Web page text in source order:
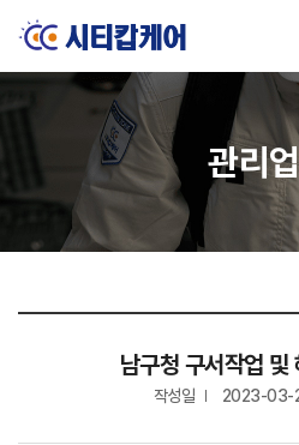
관리
남구청 구서작업 및
작성일 2023-03-